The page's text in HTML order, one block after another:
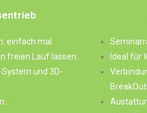
einfach mal
freien Lauf lassen.
und 3D-
Ideal für